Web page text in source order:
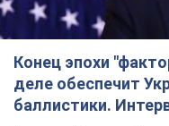
Конец эпохи
деле обеспечит
баллистики.